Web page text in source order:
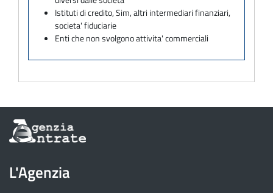
Istituti di credito, Sim, altri intermediari finanziari,
societa' fiduciarie
Enti che non svolgono attivita' commerciali
Informazioni
sul
dell'Agenzia
delle
L'Agenzia